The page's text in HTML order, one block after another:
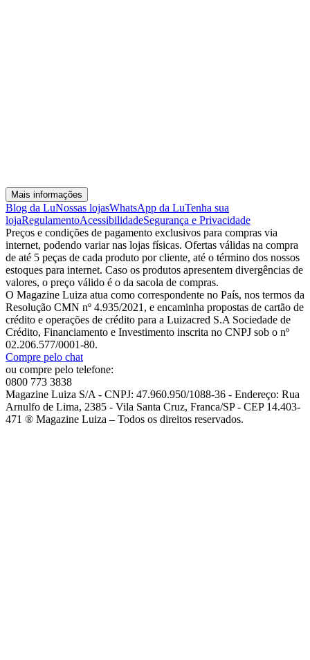
Mais informações
Blog da LuNossas lojasWhatsApp da LuTenha sua
lojaRegulamentoAcessibilidadeSegurança e Privacidade
Preços e condições de pagamento exclusivos para compras via
internet, podendo variar nas lojas físicas. Ofertas válidas na compra
de até 5 peças de cada produto por cliente, até o término dos nossos
estoques para internet. Caso os produtos apresentem divergências de
valores, o preço válido é o da sacola de compras.
O Magazine Luiza atua como correspondente no País, nos termos da
Resolução CMN nº 4.935/2021, e encaminha propostas de cartão de
crédito e operações de crédito para a Luizacred S.A Sociedade de
Crédito, Financiamento e Investimento inscrita no CNPJ sob o nº
02.206.577/0001-80.
Compre pelo chat
ou compre pelo telefone:
0800 773 3838
Magazine Luiza S/A - CNPJ: 47.960.950/1088-36 - Endereço: Rua
Arnulfo de Lima, 2385 - Vila Santa Cruz, Franca/SP - CEP 14.403-
471 ® Magazine Luiza – Todos os direitos reservados.